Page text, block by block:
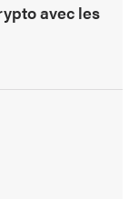
avec les